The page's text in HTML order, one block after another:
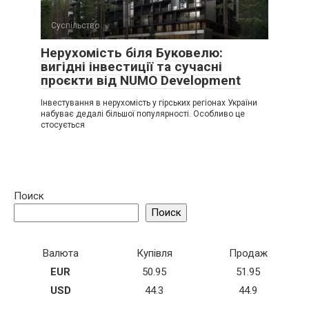
Суспільство
Нерухомість біля Буковелю:
вигідні інвестиції та сучасні
проєкти від NUMO Development
Інвестування в нерухомість у гірських регіонах України
набуває дедалі більшої популярності. Особливо це
стосується
Поиск
Поиск
Валюта Купівля
Продаж
EUR
50.95
51.95
USD
44.3 44.9